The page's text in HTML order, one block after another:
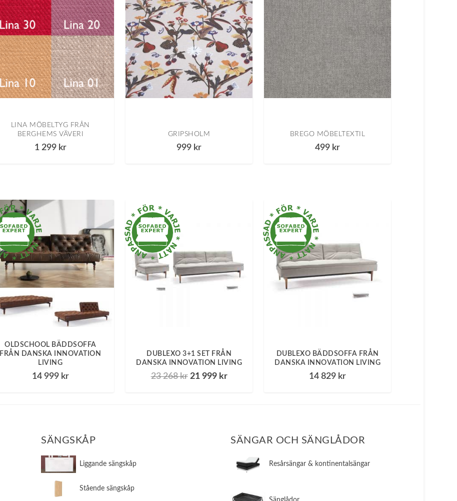
LINA MÖBELTYG FRÅN
BERGHEMS VÄVERI
1 299 kr
GRIPSHOLM
999 kr
BREGO MÖBELTEXTIL
499 kr
OLDSCHOOL BÄDDSOFFA
FRÅN DANSKA INNOVATION
LIVING
14 999 kr
DUBLEXO 3+1 SET FRÅN
DANSKA INNOVATION LIVING
23 268kr D
21 999 krD
a
DUBLEXO BÄDDSOFFA FRÅN
DANSKA INNOVATION LIVING
14 829 kr
SÄNGSKÅP
​Liggande sängskåp
​Stående sängskåp
SÄNGAR OCH SÄNGLÅDOR
​Resårsängar & kontinentalsängar